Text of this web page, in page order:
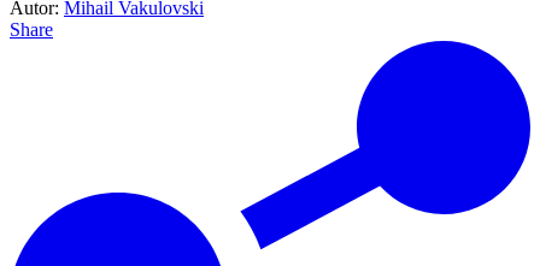
-
coordonator
Autor: Mihail Vakulovski
Share